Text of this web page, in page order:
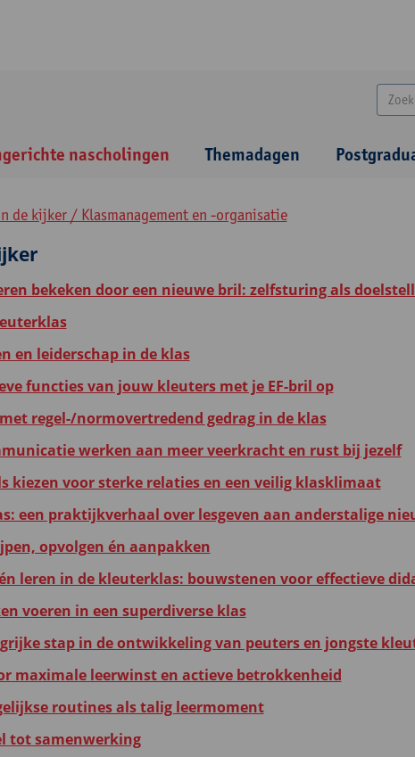
nascholingen Themadagen
de kijker / Klasmanagement en -organisatie
bekeken door een nieuwe bril: zelfsturing als
en leiderschap in de klas
functies van jouw kleuters met je EF-bril op
regel-/normovertredend gedrag in de klas
werken aan meer veerkracht en rust bij jezelf
kiezen voor sterke relaties en een veilig klasklimaat
een praktijkverhaal over lesgeven aan anderstalige
opvolgen én aanpakken
leren in de kleuterklas: bouwstenen voor effectieve
voeren in een superdiverse klas
stap in de ontwikkeling van peuters en jongste
maximale leerwinst en actieve betrokkenheid
routines als talig leermoment
tot samenwerking